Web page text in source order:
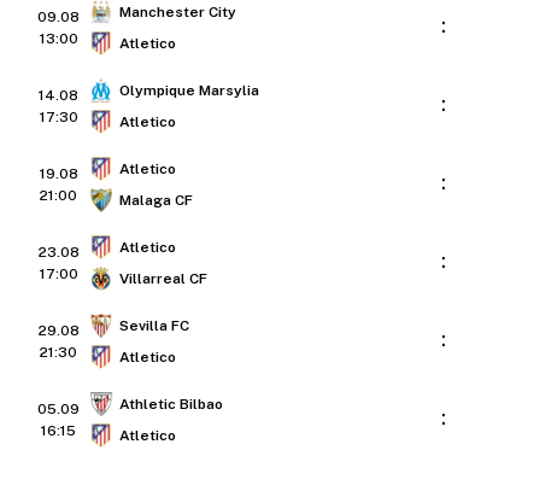
09.08
13:00
Manchester City
Atletico
:
14.08
17:30
Olympique Marsylia
Atletico
:
19.08
21:00
Atletico
Malaga CF
:
23.08
17:00
Atletico
Villarreal CF
:
29.08
21:30
Sevilla FC
Atletico
:
05.09
16:15
Athletic Bilbao
Atletico
: